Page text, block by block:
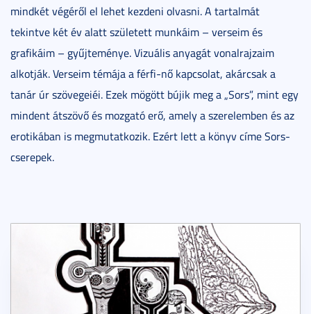
mindkét végéről el lehet kezdeni olvasni. A tartalmát
tekintve két év alatt született munkáim – verseim és
grafikáim – gyűjteménye. Vizuális anyagát vonalrajzaim
alkotják. Verseim témája a férfi-nő kapcsolat, akárcsak a
tanár úr szövegeiéi. Ezek mögött bújik meg a „Sors”, mint egy
mindent átszövő és mozgató erő, amely a szerelemben és az
erotikában is megmutatkozik. Ezért lett a könyv címe Sors-
cserepek.